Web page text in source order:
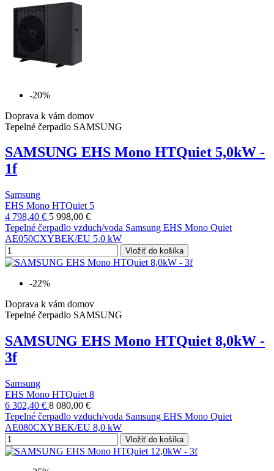
-20%
Doprava k vám domov
Tepelné čerpadlo SAMSUNG
SAMSUNG EHS Mono HTQuiet 5,0kW -
1f
Samsung
EHS Mono HTQuiet 5
4 798,40 € 5 998,00 €
Tepelné čerpadlo vzduch/voda Samsung EHS Mono Quiet
AE050CXYBEK/EU 5,0 kW
Vložiť do košíka
-22%
Doprava k vám domov
Tepelné čerpadlo SAMSUNG
SAMSUNG EHS Mono HTQuiet 8,0kW -
3f
Samsung
EHS Mono HTQuiet 8
6 302,40 € 8 080,00 €
Tepelné čerpadlo vzduch/voda Samsung EHS Mono Quiet
AE080CXYBEK/EU 8,0 kW
Vložiť do košíka